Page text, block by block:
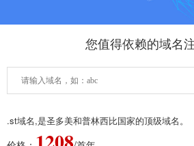
您值得依赖的域名
.st域名,是圣多美和普林西比国家的顶级域名。